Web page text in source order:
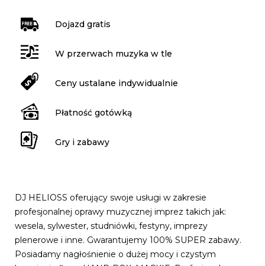
Dojazd gratis
W przerwach muzyka w tle
Ceny ustalane indywidualnie
Płatność gotówką
Gry i zabawy
DJ HELIOSS oferujący swoje usługi w zakresie
profesjonalnej oprawy muzycznej imprez takich jak:
wesela, sylwester, studniówki, festyny, imprezy
plenerowe i inne. Gwarantujemy 100% SUPER zabawy.
Posiadamy nagłośnienie o dużej mocy i czystym